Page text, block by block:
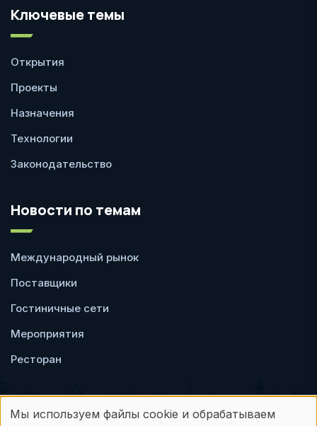
Ключевые темы
Открытия
Проекты
Назначения
Технологии
Законодательство
Новости по темам
Международный рынок
Поставщики
Гостиничные сети
Мероприятия
Ресторан
Мы используем файлы cookie и обрабатываем